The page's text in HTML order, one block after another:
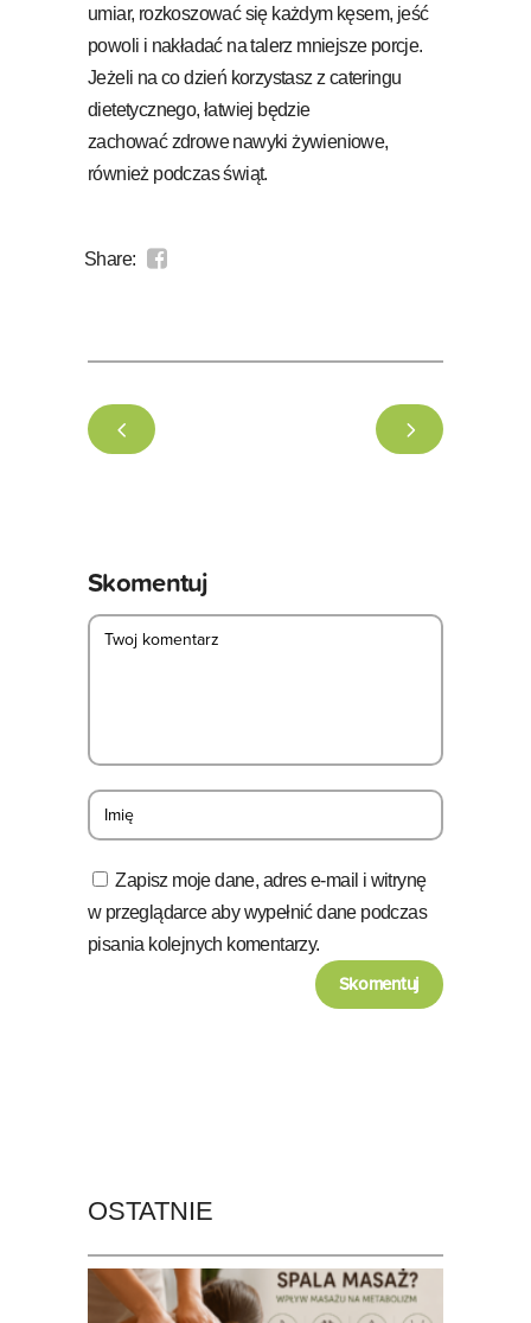
umiar, rozkoszować się każdym kęsem, jeść
powoli i nakładać na talerz mniejsze porcje.
Jeżeli na co dzień korzystasz z cateringu
dietetycznego, łatwiej będzie
zachować zdrowe nawyki żywieniowe,
również podczas świąt.
Share:
Skomentuj
Zapisz moje dane, adres e-mail i witrynę
w przeglądarce aby wypełnić dane podczas
pisania kolejnych komentarzy.
OSTATNIE